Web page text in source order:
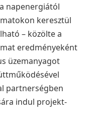
napenergiától
keresztül
– közölte a
eredményeként
üzemanyagot
partnerségben
indul projekt-